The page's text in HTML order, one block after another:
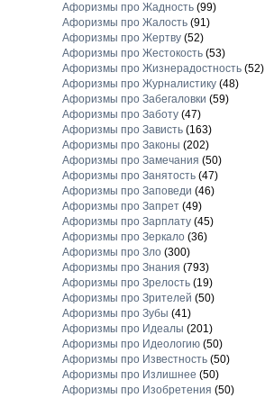
Афоризмы про Жадность(99)
Афоризмы про Жалость(91)
Афоризмы про Жертву(52)
Афоризмы про Жестокость(53)
Афоризмы про Жизнерадостность(52)
Афоризмы про Журналистику(48)
Афоризмы про Забегаловки (59)
Афоризмы про Заботу(47)
Афоризмы про Зависть(163)
Афоризмы про Законы (202)
Афоризмы про Замечания (50)
Афоризмы про Занятость(47)
Афоризмы про Заповеди (46)
Афоризмы про Запрет(49)
Афоризмы про Зарплату(45)
Афоризмы про Зеркало(36)
Афоризмы про Зло(300)
Афоризмы про Знания (793)
Афоризмы про Зрелость(19)
Афоризмы про Зрителей (50)
Афоризмы про Зубы (41)
Афоризмы про Идеалы (201)
Афоризмы про Идеологию(50)
Афоризмы про Известность(50)
Афоризмы про Излишнее (50)
Афоризмы про Изобретения (50)